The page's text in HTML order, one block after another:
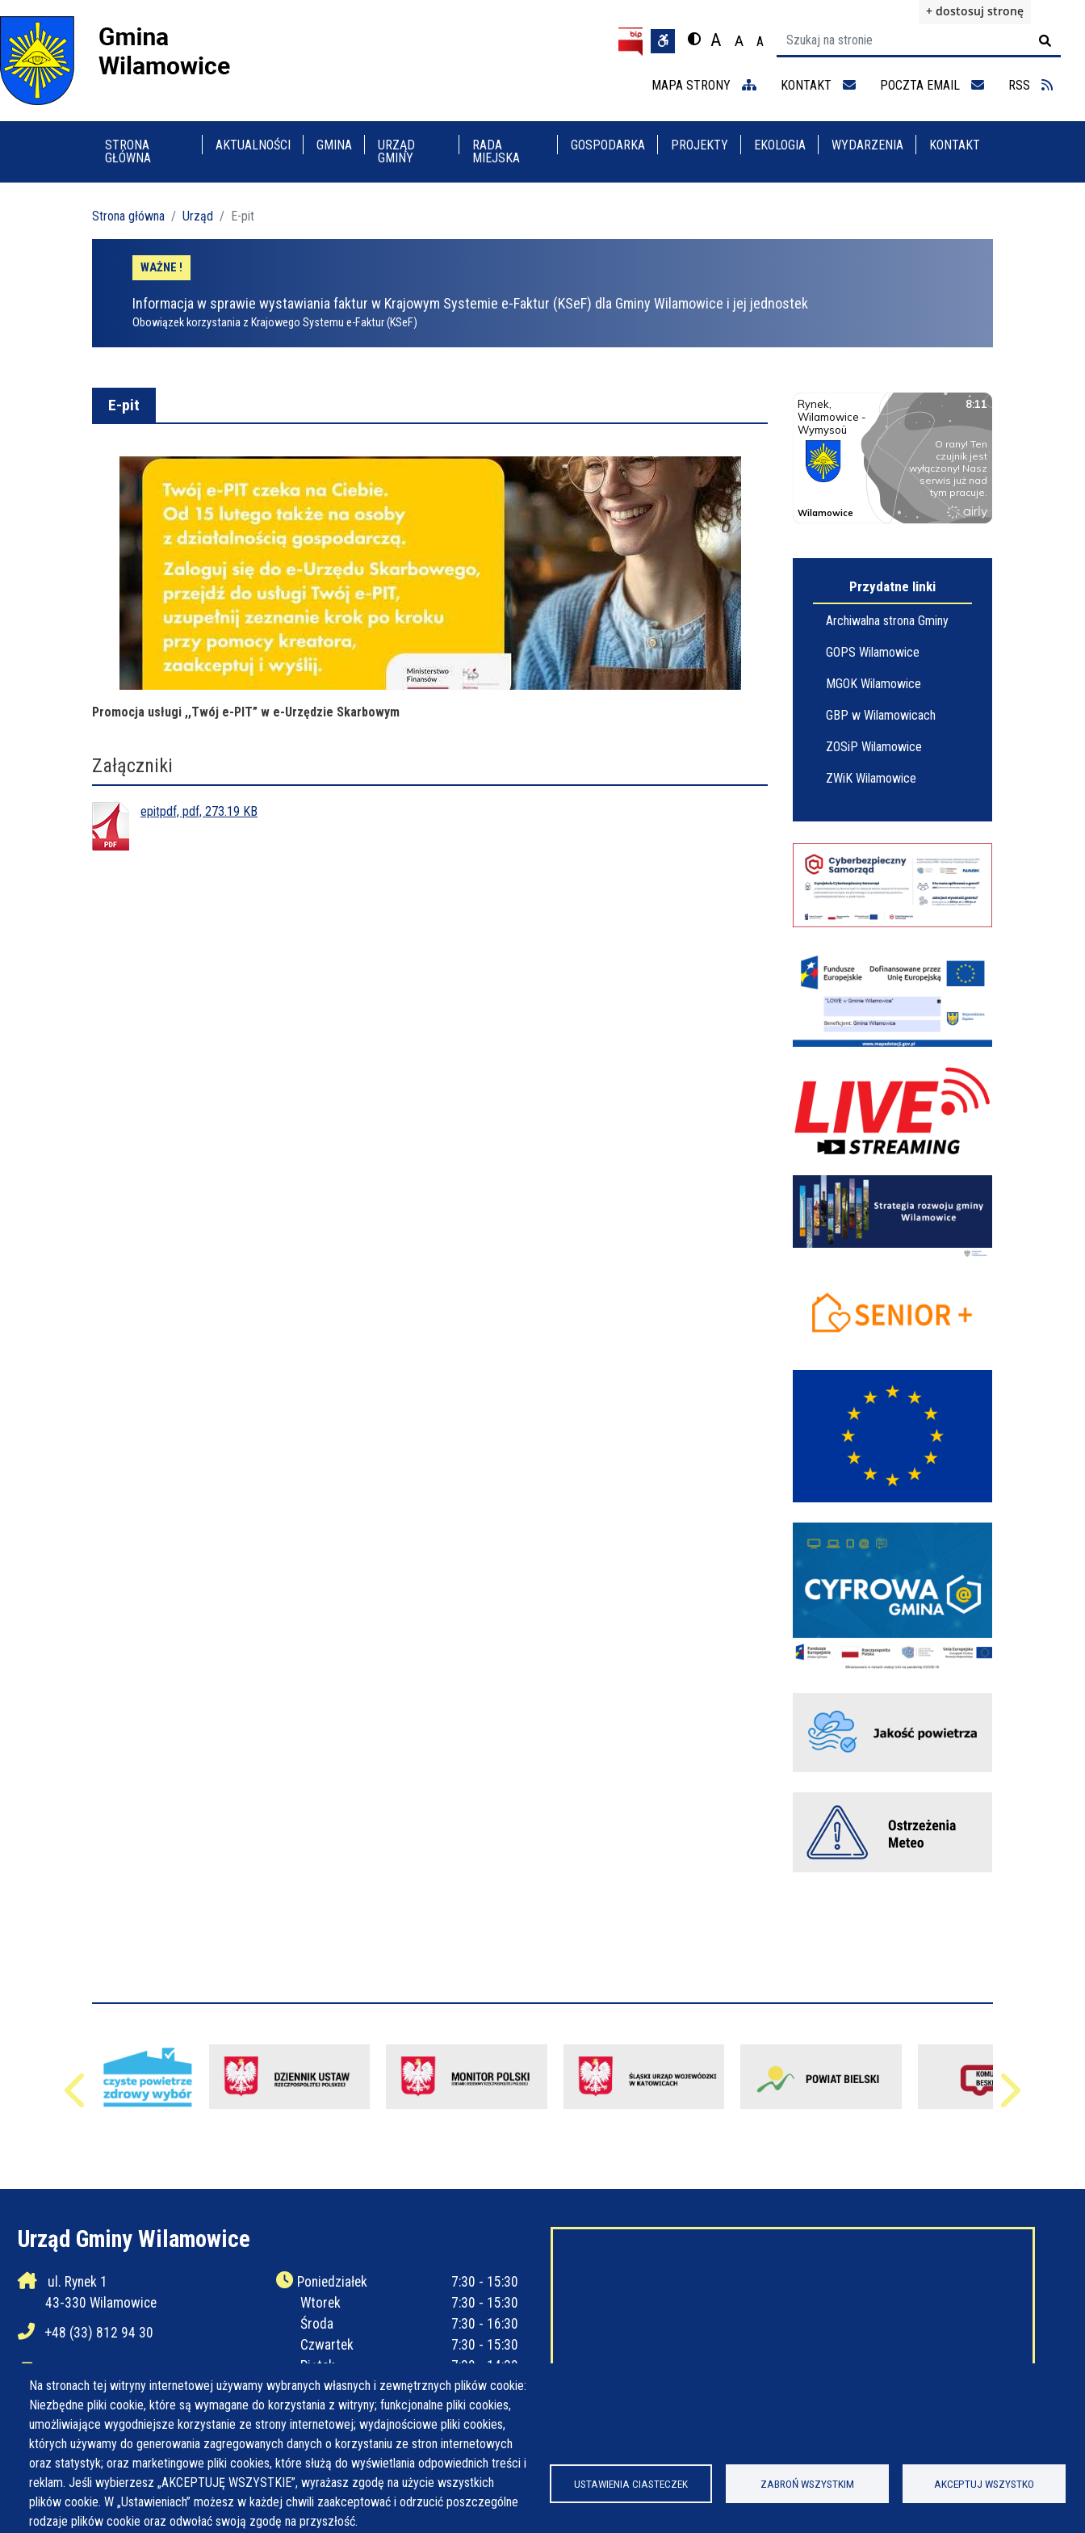
+ dostosuj stronę
Na stronach tej witryny internetowej używamy wybranych własnych i zewnętrznych plików cookie:
Niezbędne pliki cookie, które są wymagane do korzystania z witryny; funkcjonalne pliki cookies,
umożliwiające wygodniejsze korzystanie ze strony internetowej; wydajnościowe pliki cookies,
których używamy do generowania zagregowanych danych o korzystaniu ze stron internetowych
oraz statystyk; oraz marketingowe pliki cookies, które służą do wyświetlania odpowiednich treści i
reklam. Jeśli wybierzesz „AKCEPTUJĘ WSZYSTKIE”, wyrażasz zgodę na użycie wszystkich
plików cookie. W „Ustawieniach” możesz w każdej chwili zaakceptować i odrzucić poszczególne
rodzaje plików cookie oraz odwołać swoją zgodę na przyszłość.
USTAWIENIA CIASTECZEK ZABROŃ WSZYSTKIM AKCEPTUJ WSZYSTKO
Przełącz na motyw wysokiej widoczności
A
A
Ustaw rozmiar czcionki na 125%
A
Ustaw rozmiar czcionki na 100%

MAPA STRONY KONTAKT POCZTA EMAIL RSS
STRONA
GŁÓWNA
AKTUALNOŚCI GMINA
URZĄD
GMINY
RADA
MIEJSKA
GOSPODARKA PROJEKTY EKOLOGIA WYDARZENIA KONTAKT
Strona główna Urząd E-pit
WAŻNE !
Informacja w sprawie wystawiania faktur w Krajowym Systemie e-Faktur (KSeF) dla Gminy Wilamowice i jej jednostek
Obowiązek korzystania z Krajowego Systemu e-Faktur (KSeF)
E-pit
Promocja usługi ,,Twój e-PIT” w e-Urzędzie Skarbowym
Załączniki
epitpdf, pdf, 273.19 KB
Przydatne linki
Archiwalna strona Gminy
GOPS Wilamowice
MGOK Wilamowice
GBP w Wilamowicach
ZOSiP Wilamowice
ZWiK Wilamowice
Urząd Gminy Wilamowice
ul. Rynek 1
43-330 Wilamowice
+48 (33) 812 94 30
ug@wilamowice.pl
Poniedziałek
7:30 - 15:30
Wtorek
7:30 - 15:30
Środa
7:30 - 16:30
Czwartek
7:30 - 15:30
Piątek
7:30 - 14:30